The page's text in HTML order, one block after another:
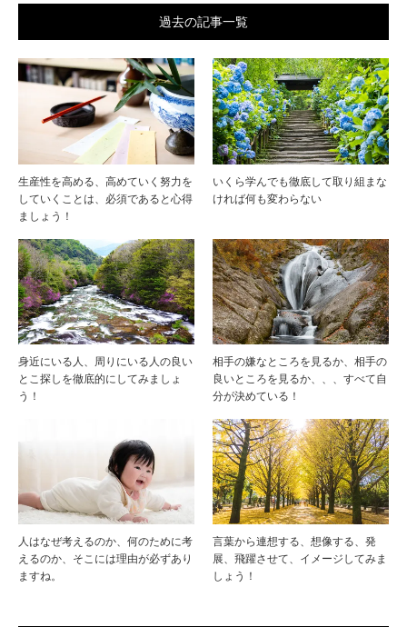
過去の記事一覧
生産性を高める、高めていく努力を
していくことは、必須であると心得
ましょう！
いくら学んでも徹底して取り組まな
ければ何も変わらない
身近にいる人、周りにいる人の良い
とこ探しを徹底的にしてみましょ
う！
相手の嫌なところを見るか、相手の
良いところを見るか、、、すべて自
分が決めている！
人はなぜ考えるのか、何のために考
えるのか、そこには理由が必ずあり
ますね。
言葉から連想する、想像する、発
展、飛躍させて、イメージしてみま
しょう！